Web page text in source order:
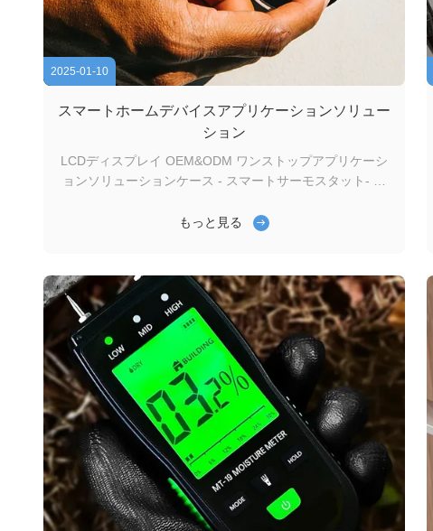
2025-01-10
スマートホームデバイスアプリケーションソリュー
ション
LCDディスプレイ OEM&ODM ワンストップアプリケーシ
ョンソリューションケース - スマートサーモスタット- 家
トライトコントロール- 自動化パネル 20 年 の 経験:ゲンユ
す. カスタマイズ可能性:LCDのサイズ,色,接続方法,ドライ
バIC,タッチ機能などを カスタマイズできます 品質保証:継
続的なモニタリング、テストと検査: 機能性,耐久性,業界基
準の遵守を含む各バッチに対して厳格なテストを行いま
す.GenyuはISO...
もっと見る